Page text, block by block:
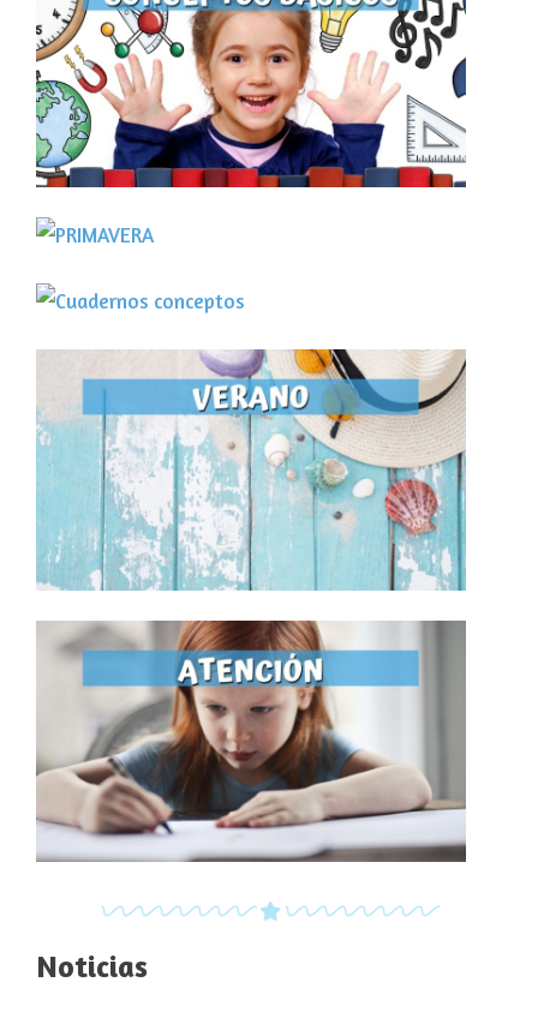
Noticias